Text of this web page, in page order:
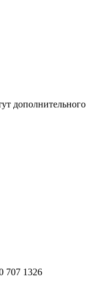
дополнительного
707 1326